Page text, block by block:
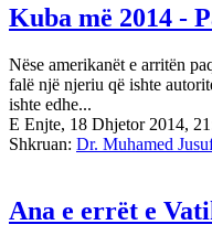
Kuba më 2014 -
Nëse amerikanët e arritën
falë një njeriu që ishte
ishte edhe...
E Enjte, 18 Dhjetor 2014,
Shkruan: Dr. Muhamed
Ana e errët e